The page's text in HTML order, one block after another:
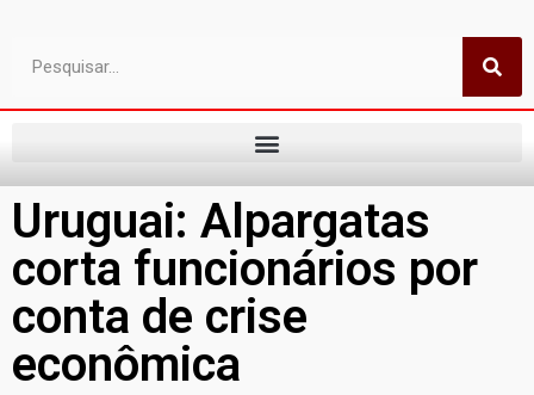
Uruguai: Alpargatas
corta funcionários por
conta de crise
econômica